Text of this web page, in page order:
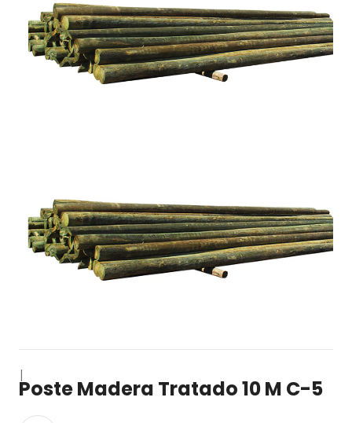
|
Poste Madera Tratado 10 M C-5